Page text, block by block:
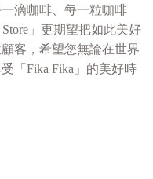
滴咖啡、每一粒咖啡
」更期望把如此美好
客， 希望您無論在世界
「 Fika Fika」的美好時